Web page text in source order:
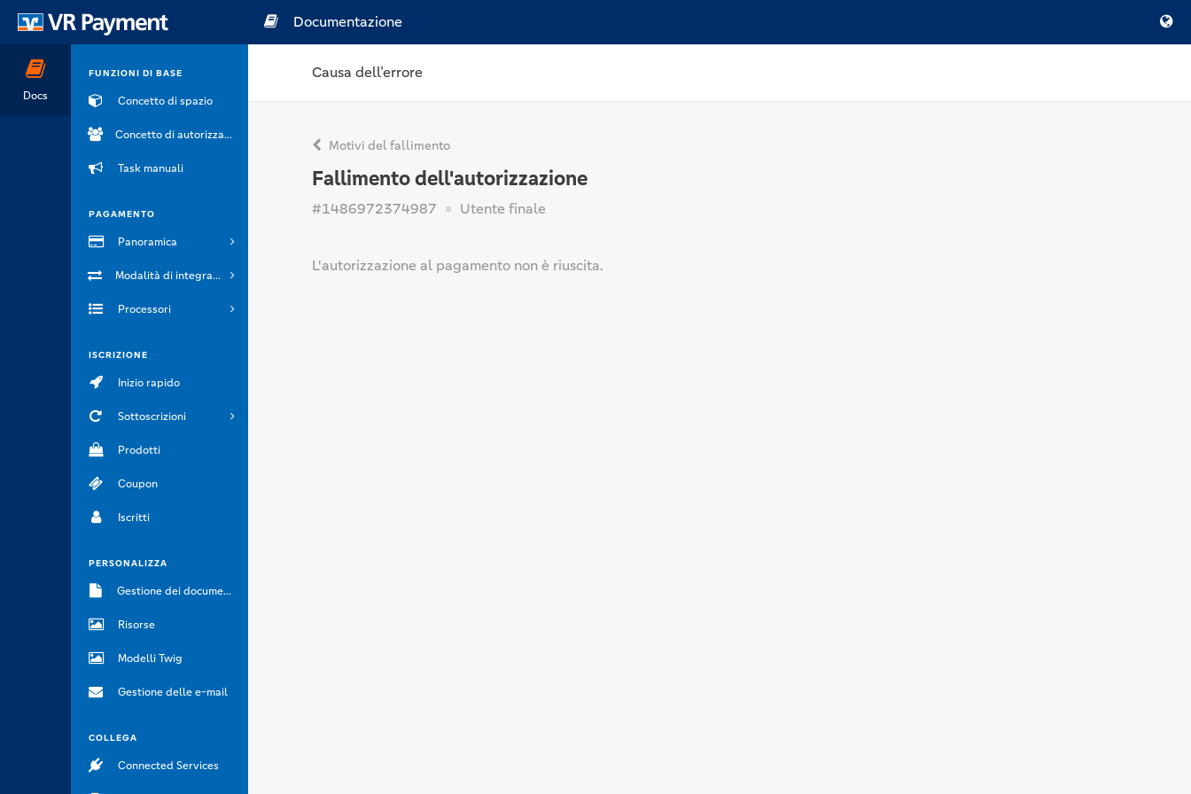
Docs
FUNZIONI DI BASE
Concetto di spazio
Concetto di autorizzazione
Task manuali
PAGAMENTO
Panoramica
Modalità di integrazione
Processori
ISCRIZIONE
Inizio rapido
Sottoscrizioni
Prodotti
Coupon
Iscritti
PERSONALIZZA
Gestione dei documenti
Risorse
Modelli Twig
Gestione delle e-mail
COLLEGA
Connected Services
Documentazione
Causa dell’errore
Motivi del fallimento
Fallimento dell'autorizzazione
#1486972374987 Utente finale
L'autorizzazione al pagamento non è riuscita.